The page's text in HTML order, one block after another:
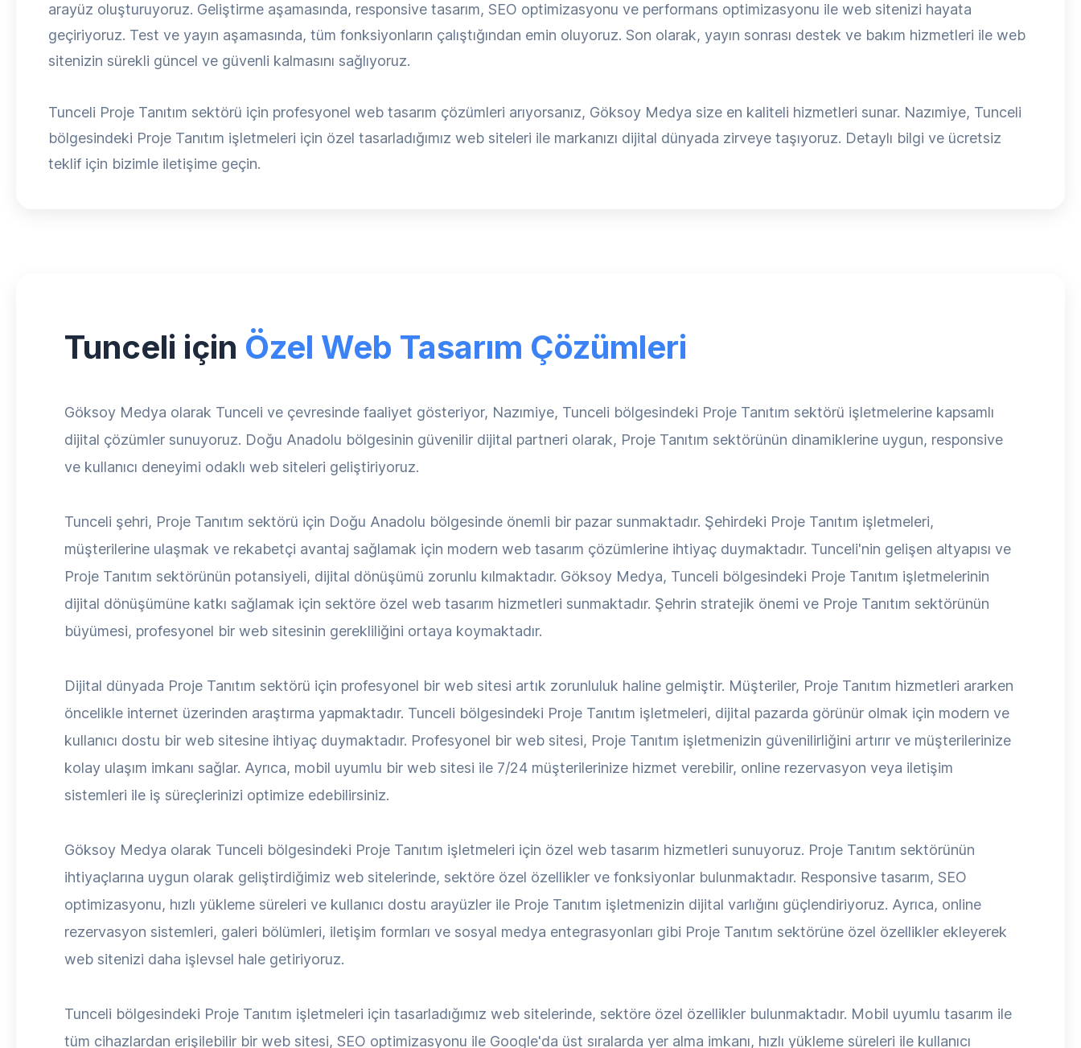
arayüz oluşturuyoruz. Geliştirme aşamasında, responsive tasarım, SEO optimizasyonu ve performans optimizasyonu ile web sitenizi hayata
geçiriyoruz. Test ve yayın aşamasında, tüm fonksiyonların çalıştığından emin oluyoruz. Son olarak, yayın sonrası destek ve bakım hizmetleri ile web
sitenizin sürekli güncel ve güvenli kalmasını sağlıyoruz.
Tunceli Proje Tanıtım sektörü için profesyonel web tasarım çözümleri arıyorsanız, Göksoy Medya size en kaliteli hizmetleri sunar. Nazımiye, Tunceli
bölgesindeki Proje Tanıtım işletmeleri için özel tasarladığımız web siteleri ile markanızı dijital dünyada zirveye taşıyoruz. Detaylı bilgi ve ücretsiz
teklif için bizimle iletişime geçin.
Tunceli için Özel Web Tasarım Çözümleri
Göksoy Medya olarak Tunceli ve çevresinde faaliyet gösteriyor, Nazımiye, Tunceli bölgesindeki Proje Tanıtım sektörü işletmelerine kapsamlı
dijital çözümler sunuyoruz. Doğu Anadolu bölgesinin güvenilir dijital partneri olarak, Proje Tanıtım sektörünün dinamiklerine uygun, responsive
ve kullanıcı deneyimi odaklı web siteleri geliştiriyoruz.
Tunceli şehri, Proje Tanıtım sektörü için Doğu Anadolu bölgesinde önemli bir pazar sunmaktadır. Şehirdeki Proje Tanıtım işletmeleri,
müşterilerine ulaşmak ve rekabetçi avantaj sağlamak için modern web tasarım çözümlerine ihtiyaç duymaktadır. Tunceli'nin gelişen altyapısı ve
Proje Tanıtım sektörünün potansiyeli, dijital dönüşümü zorunlu kılmaktadır. Göksoy Medya, Tunceli bölgesindeki Proje Tanıtım işletmelerinin
dijital dönüşümüne katkı sağlamak için sektöre özel web tasarım hizmetleri sunmaktadır. Şehrin stratejik önemi ve Proje Tanıtım sektörünün
büyümesi, profesyonel bir web sitesinin gerekliliğini ortaya koymaktadır.
Dijital dünyada Proje Tanıtım sektörü için profesyonel bir web sitesi artık zorunluluk haline gelmiştir. Müşteriler, Proje Tanıtım hizmetleri ararken
öncelikle internet üzerinden araştırma yapmaktadır. Tunceli bölgesindeki Proje Tanıtım işletmeleri, dijital pazarda görünür olmak için modern ve
kullanıcı dostu bir web sitesine ihtiyaç duymaktadır. Profesyonel bir web sitesi, Proje Tanıtım işletmenizin güvenilirliğini artırır ve müşterilerinize
kolay ulaşım imkanı sağlar. Ayrıca, mobil uyumlu bir web sitesi ile 7/24 müşterilerinize hizmet verebilir, online rezervasyon veya iletişim
sistemleri ile iş süreçlerinizi optimize edebilirsiniz.
Göksoy Medya olarak Tunceli bölgesindeki Proje Tanıtım işletmeleri için özel web tasarım hizmetleri sunuyoruz. Proje Tanıtım sektörünün
ihtiyaçlarına uygun olarak geliştirdiğimiz web sitelerinde, sektöre özel özellikler ve fonksiyonlar bulunmaktadır. Responsive tasarım, SEO
optimizasyonu, hızlı yükleme süreleri ve kullanıcı dostu arayüzler ile Proje Tanıtım işletmenizin dijital varlığını güçlendiriyoruz. Ayrıca, online
rezervasyon sistemleri, galeri bölümleri, iletişim formları ve sosyal medya entegrasyonları gibi Proje Tanıtım sektörüne özel özellikler ekleyerek
web sitenizi daha işlevsel hale getiriyoruz.
Tunceli bölgesindeki Proje Tanıtım işletmeleri için tasarladığımız web sitelerinde, sektöre özel özellikler bulunmaktadır. Mobil uyumlu tasarım ile
tüm cihazlardan erişilebilir bir web sitesi, SEO optimizasyonu ile Google'da üst sıralarda yer alma imkanı, hızlı yükleme süreleri ile kullanıcı